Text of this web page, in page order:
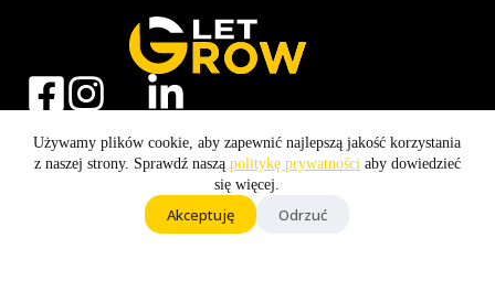
Używamy plików cookie, aby zapewnić najlepszą jakość korzystania
z naszej strony. Sprawdź naszą politykę prywatnościaby dowiedzieć
się więcej.
Akceptuję Odrzuć
Marketing i SEM
Kampanie Google Ads